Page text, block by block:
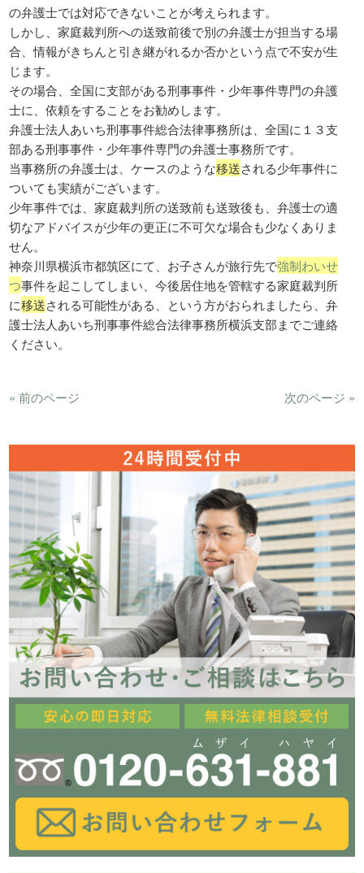
の弁護士では対応できないことが考えられます。
しかし、家庭裁判所への送致前後で別の弁護士が担当する場
合、情報がきちんと引き継がれるか否かという点で不安が生
じます。
その場合、全国に支部がある刑事事件・少年事件専門の弁護
士に、依頼をすることをお勧めします。
弁護士法人あいち刑事事件総合法律事務所は、全国に１３支
部ある刑事事件・少年事件専門の弁護士事務所です。
当事務所の弁護士は、ケースのような移送される少年事件に
ついても実績がございます。
少年事件では、家庭裁判所の送致前も送致後も、弁護士の適
切なアドバイスが少年の更正に不可欠な場合も少なくありま
せん。
神奈川県横浜市都筑区にて、お子さんが旅行先で強制わいせ
つ事件を起こしてしまい、今後居住地を管轄する家庭裁判所
に移送される可能性がある、という方がおられましたら、弁
護士法人あいち刑事事件総合法律事務所横浜支部までご連絡
ください。
« 前のページ 次のページ »